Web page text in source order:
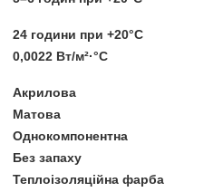
24 години при +20°C
0,0022 Вт/м²·°C
Акрилова
Матова
Однокомпонентна
Без запаху
Теплоізоляційна фарба